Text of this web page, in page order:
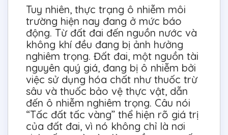
Tuy nhiên, thực trạng ô nhiễm môi
trường hiện nay đang ở mức báo
động. Từ đất đai đến nguồn nước và
không khí đều đang bị ảnh hưởng
nghiêm trọng. Đất đai, một nguồn tài
nguyên quý giá, đang bị ô nhiễm bởi
việc sử dụng hóa chất như thuốc trừ
sâu và thuốc bảo vệ thực vật, dẫn
đến ô nhiễm nghiêm trọng. Câu nói
“Tấc đất tấc vàng” thể hiện rõ giá trị
của đất đai, vì nó không chỉ là nơi